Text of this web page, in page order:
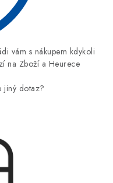
vám s nákupem kdykoli
na Zboží a Heurece
jiný dotaz?